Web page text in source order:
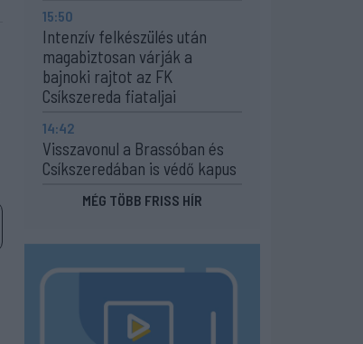
15:50
Intenzív felkészülés után
magabiztosan várják a
bajnoki rajtot az FK
Csíkszereda fiataljai
14:42
Visszavonul a Brassóban és
Csíkszeredában is védő kapus
MÉG TÖBB FRISS HÍR